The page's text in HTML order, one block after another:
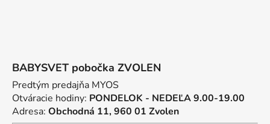
BABYSVET pobočka ZVOLEN
Predtým predajňa MYOS
Otváracie hodiny: PONDELOK - NEDEĽA 9.00-19.00
Adresa: Obchodná 11, 960 01 Zvolen